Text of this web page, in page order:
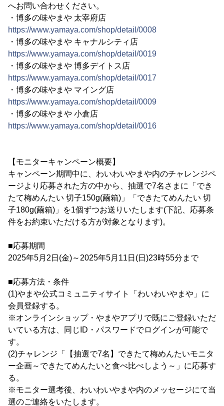
へお問い合わせください。
・博多の味やまや 太宰府店
https://www.yamaya.com/shop/detail/0008
・博多の味やまや キャナルシティ店
https://www.yamaya.com/shop/detail/0019
・博多の味やまや 博多デイトス店
https://www.yamaya.com/shop/detail/0017
・博多の味やまや マイング店
https://www.yamaya.com/shop/detail/0009
・博多の味やまや 小倉店
https://www.yamaya.com/shop/detail/0016
【モニターキャンペーン概要】
キャンペーン期間中に、わいわいやまや内のチャレンジペ
ージより応募された方の中から、抽選で7名さまに「でき
たて梅めんたい 切子150g(繭箱)」「できたてめんたい 切
子180g(繭箱)」を1個ずつお送りいたします(下記、応募条
件をお約束いただける方が対象となります)。
■応募期間
2025年5月2日(金)～2025年5月11日(日)23時55分まで
■応募方法・条件
(1)やまや公式コミュニティサイト「わいわいやまや」に
会員登録する。
※オンラインショップ・やまやアプリで既にご登録いただ
いている方は、同じID・パスワードでログインが可能で
す。
(2)チャレンジ「【抽選で7名】できたて梅めんたいモニタ
ー企画～できたてめんたいと食べ比べしよう～」に応募す
る。
※モニター選考後、わいわいやまや内のメッセージにて当
選のご連絡をいたします。